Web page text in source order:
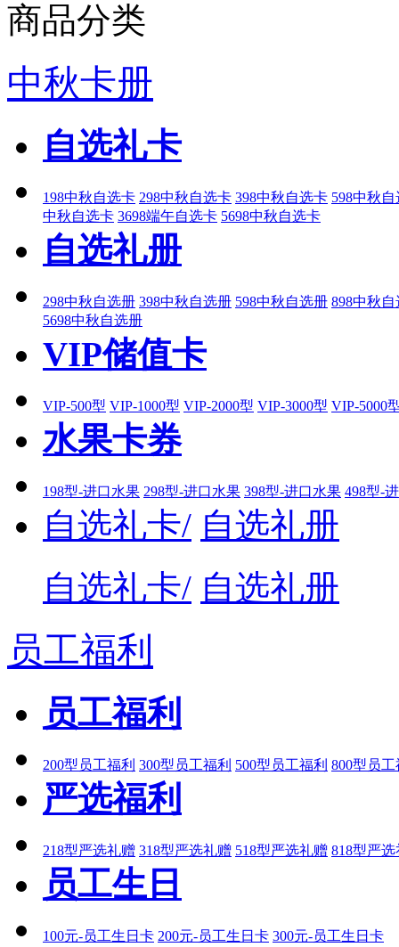
商品分类
中秋卡册
自选礼卡
198中秋自选卡 298中秋自选卡 398中秋自选卡 598中秋
中秋自选卡 3698端午自选卡 5698中秋自选卡
自选礼册
298中秋自选册 398中秋自选册 598中秋自选册 898中秋自
5698中秋自选册
VIP储值卡
VIP-500型 VIP-1000型 VIP-2000型 VIP-3000型 VIP-5000
水果卡券
198型-进口水果 298型-进口水果 398型-进口水果 498型-
自选礼卡/ 自选礼册
自选礼卡/ 自选礼册
员工福利
员工福利
200型员工福利 300型员工福利 500型员工福利 800型员工
严选福利
218型严选礼赠 318型严选礼赠 518型严选礼赠 818型严选
员工生日
100元-员工生日卡 200元-员工生日卡 300元-员工生日卡